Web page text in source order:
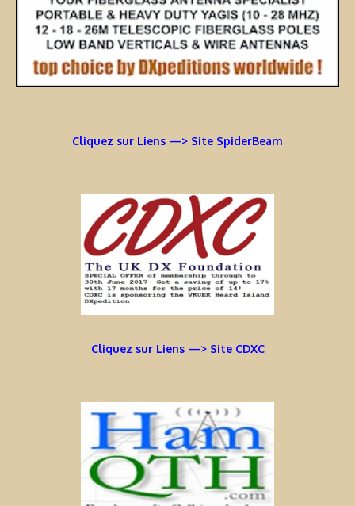
Cliquez sur Liens —> Site SpiderBeam
Cliquez sur Liens —> Site CDXC